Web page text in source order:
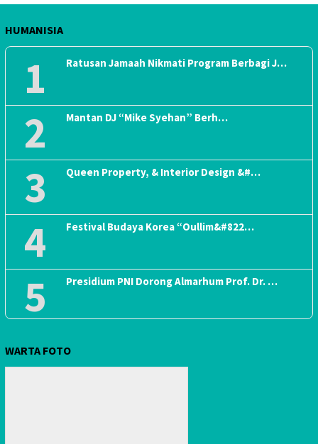
HUMANISIA
1 Ratusan Jamaah Nikmati Program Berbagi J…
2 Mantan DJ “Mike Syehan” Berh…
3 Queen Property, & Interior Design &#…
4 Festival Budaya Korea “Oullim&#822…
5 Presidium PNI Dorong Almarhum Prof. Dr. …
WARTA FOTO